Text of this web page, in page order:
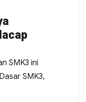
SMK3 ini
SMK3,